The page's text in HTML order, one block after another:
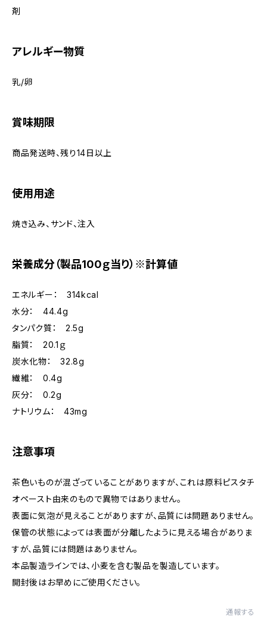
剤
アレルギー物質
乳/卵
賞味期限
商品発送時、残り14日以上
使用用途
焼き込み、サンド、注入
栄養成分（製品100ｇ当り）※計算値
エネルギー： 314kcal
水分： 44.4g
タンパク質： 2.5g
脂質： 20.1ｇ
炭水化物： 32.8g
繊維： 0.4g
灰分： 0.2g
ナトリウム： 43mg
注意事項
茶色いものが混ざっていることがありますが、これは原料ピスタチ
オペースト由来のもので異物ではありません。
表面に気泡が見えることがありますが、品質には問題ありません。
保管の状態によっては表面が分離したように見える場合がありま
すが、品質には問題はありません。
本品製造ラインでは、小麦を含む製品を製造しています。
開封後はお早めにご使用ください。
通報する